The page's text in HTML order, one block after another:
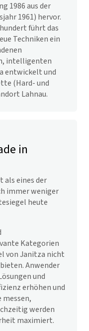
1986 aus der
1961) hervor.
führt das
Techniken ein
intelligenten
entwickelt und
(Hard- und
Lahnau.
in
als eines der
immer weniger
heute
Kategorien
von Janitza nicht
Anwender
und
erhöhen und
werden
maximiert.